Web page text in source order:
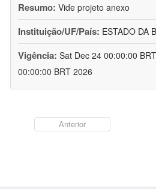
Resumo: Vide projeto anexo
Instituição/UF/País: ESTADO DA
Vigência: Sat Dec 24 00:00:00
00:00:00 BRT 2026
Anterior